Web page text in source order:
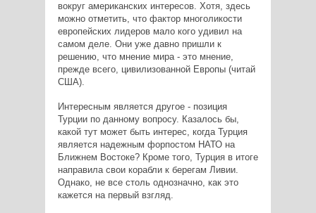
вокруг американских интересов. Хотя, здесь
можно отметить, что фактор многоликости
европейских лидеров мало кого удивил на
самом деле. Они уже давно пришли к
решению, что мнение мира - это мнение,
прежде всего, цивилизованной Европы (читай
США).
Интересным является другое - позиция
Турции по данному вопросу. Казалось бы,
какой тут может быть интерес, когда Турция
является надежным форпостом НАТО на
Ближнем Востоке? Кроме того, Турция в итоге
направила свои корабли к берегам Ливии.
Однако, не все столь однозначно, как это
кажется на первый взгляд.